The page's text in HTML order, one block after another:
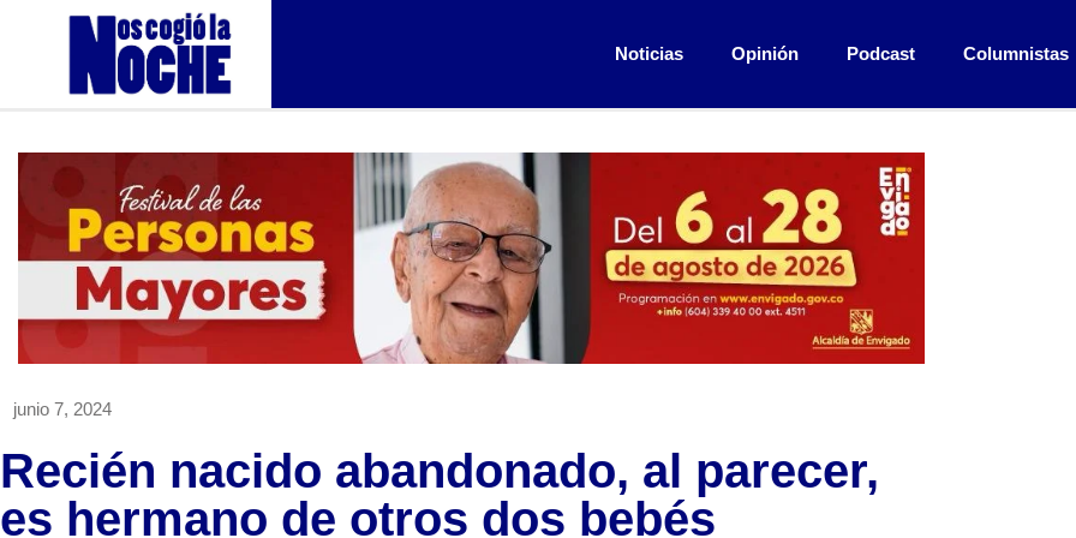
Noticias Opinión Podcast Columnistas
junio 7, 2024
Recién nacido abandonado, al parecer,
es hermano de otros dos bebés